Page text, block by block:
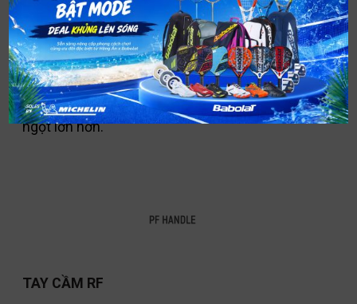
SWC CẢM GIÁC TINH KHIẾT
SMAC là vật liệu giảm chấn công nghệ
Aerospace nhớt đàn hồi được tích hợp vào
mặt mái chèo. Nó lọc các rung động không
mong muốn, tăng cảm giác và tạo ra điểm
ngọt lớn hơn.
TAY CẦM RF